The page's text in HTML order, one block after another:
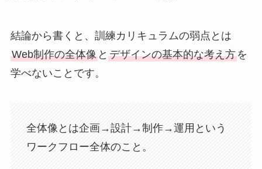
結論から書くと、訓練カリキュラムの弱点とは
Web制作の全体像と デザインの基本的な考え方を
学べないことです。
全体像とは企画→設計→制作→運用という
ワークフロー全体のこと。